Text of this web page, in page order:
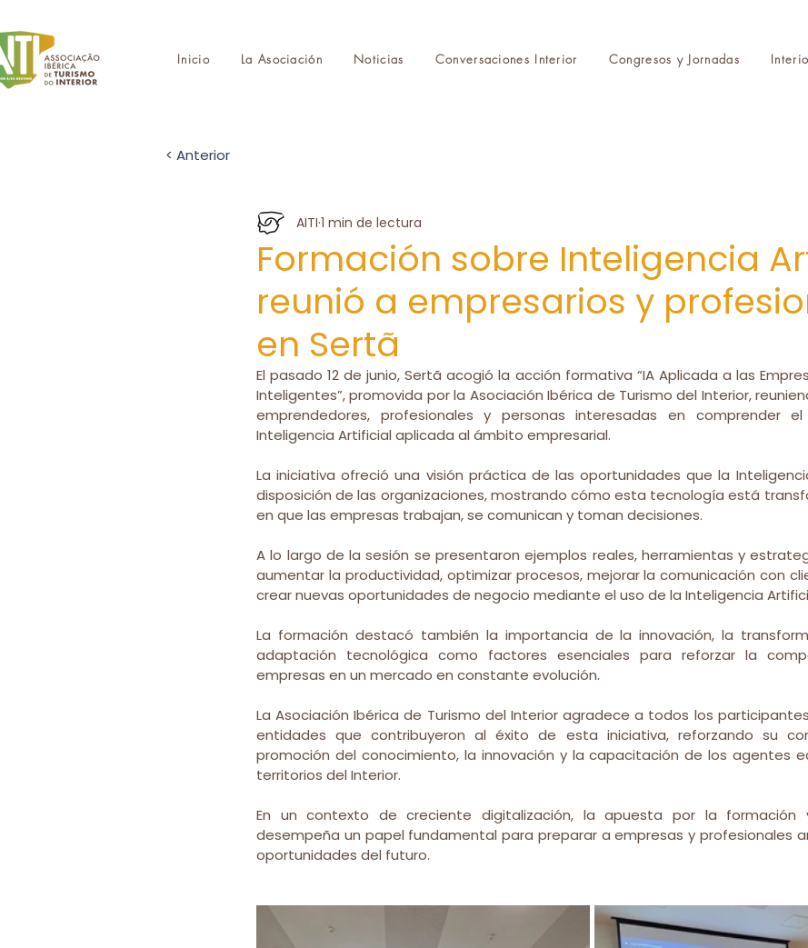
Inicio La Asociación Noticias Conversaciones Interior Congresos y Jornadas
< Anterior
Formación sobre Inteligencia
reunió a empresarios y
en Sertã
AITI 1 min de lectura
El pasado 12 de junio, Sertã acogió la acción formativa “IA Aplicada a las
Inteligentes”, promovida por la Asociación Ibérica de Turismo del Interior,
emprendedores, profesionales y personas interesadas en comprender
Inteligencia Artificial aplicada al ámbito empresarial.
La iniciativa ofreció una visión práctica de las oportunidades que la
disposición de las organizaciones, mostrando cómo esta tecnología está
en que las empresas trabajan, se comunican y toman decisiones.
A lo largo de la sesión se presentaron ejemplos reales, herramientas y
aumentar la productividad, optimizar procesos, mejorar la comunicación con
crear nuevas oportunidades de negocio mediante el uso de la Inteligencia
La formación destacó también la importancia de la innovación, la
adaptación tecnológica como factores esenciales para reforzar la
empresas en un mercado en constante evolución.
La Asociación Ibérica de Turismo del Interior agradece a todos los
entidades que contribuyeron al éxito de esta iniciativa, reforzando su
promoción del conocimiento, la innovación y la capacitación de los agentes
territorios del Interior.
En un contexto de creciente digitalización, la apuesta por la formación
desempeña un papel fundamental para preparar a empresas y profesionales
oportunidades del futuro.